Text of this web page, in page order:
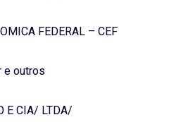
FEDERAL – CEF
e outros
E CIA/ LTDA/